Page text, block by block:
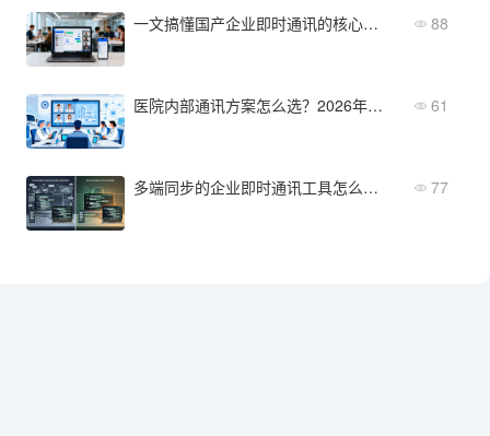
一文搞懂国产企业即时通讯的核心价值与趋势 88
医院内部通讯方案怎么选？2026年主流方案对比 61
多端同步的企业即时通讯工具怎么选？跨平台协同与消息同步能力评估 77